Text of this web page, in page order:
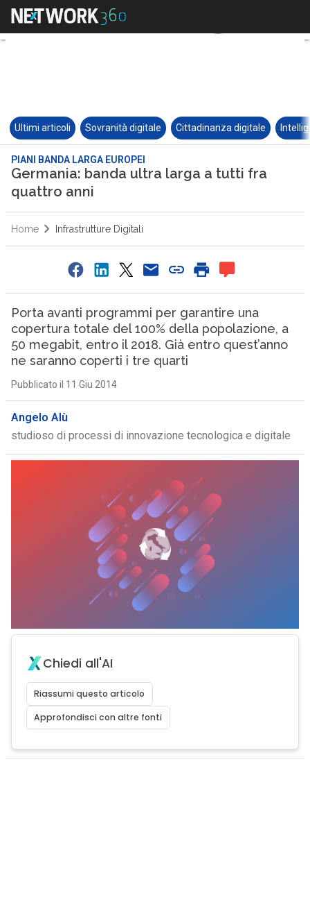
Ultimi articoli Sovranità digitale Cittadinanza digitale
PIANI BANDA LARGA EUROPEI
Germania: banda ultra larga a tutti fra
quattro anni
Home Infrastrutture Digitali
Porta avanti programmi per garantire una
copertura totale del 100% della popolazione, a
50 megabit, entro il 2018. Già entro quest’anno
ne saranno coperti i tre quarti
Pubblicato il 11 Giu 2014
Angelo Alù
studioso di processi di innovazione tecnologica e digitale
Chiedi all'AI
Riassumi questo articolo
Approfondisci con altre fonti